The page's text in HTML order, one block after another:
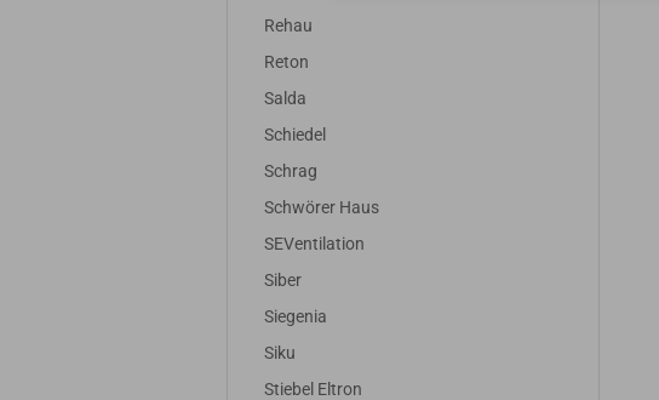
Rehau
Reton
Salda
Schiedel
Schrag
Schwörer Haus
SEVentilation
Siber
Siegenia
Siku
Stiebel Eltron